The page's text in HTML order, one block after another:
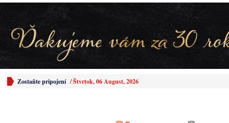
Zostaňte pripojení /Štvrtok, 06 August, 2026